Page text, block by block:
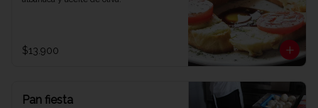
$13.900
Pan fiesta